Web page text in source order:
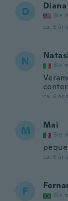
D Diana
Ble
ca. 6 år
N Ble
ca. 6 år
M Mai
Ble
ca. 6 år
F Ble